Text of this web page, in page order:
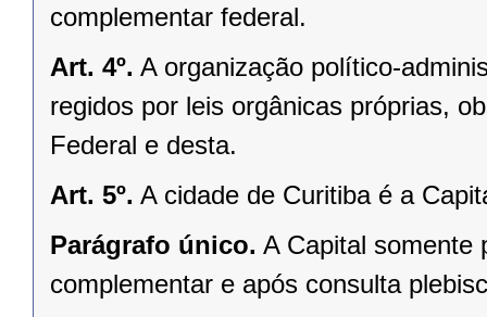
complementar federal.
Art. 4º. A organização político-
regidos por leis orgânicas próprias,
Federal e desta.
Art. 5º. A cidade de Curitiba é a
Parágrafo único. A Capital somente
complementar e após consulta